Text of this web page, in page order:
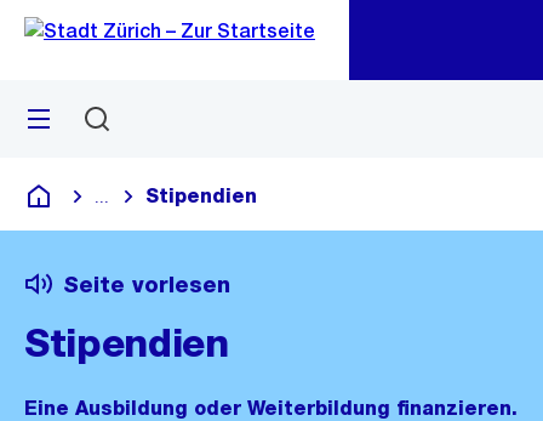
Navigation
Sprunglink
Menü
Deutsch
Blende alle Breadcrumbs ein
Stipendien
Seite vorlesen
Stipendien
Eine Ausbildung oder Weiterbildung finanzieren.